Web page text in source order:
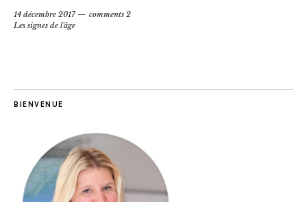
14 décembre 2017
comments 2
Les signes de l'âge
BIENVENUE